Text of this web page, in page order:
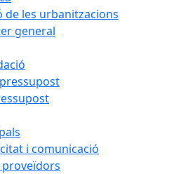
de les urbanitzacions
general
i comunicació
proveïdors